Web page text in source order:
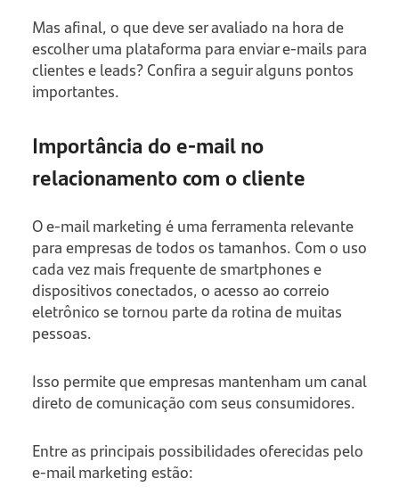
Mas afinal, o que deve ser avaliado na hora de
escolher uma plataforma para enviar e-mails para
clientes e leads? Confira a seguir alguns pontos
importantes.
Importância do e-mail no
relacionamento com o cliente
O e-mail marketing é uma ferramenta relevante
para empresas de todos os tamanhos. Com o uso
cada vez mais frequente de smartphones e
dispositivos conectados, o acesso ao correio
eletrônico se tornou parte da rotina de muitas
pessoas.
Isso permite que empresas mantenham um canal
direto de comunicação com seus consumidores.
Entre as principais possibilidades oferecidas pelo
e-mail marketing estão: